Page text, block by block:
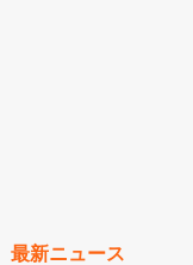
最新ニュース